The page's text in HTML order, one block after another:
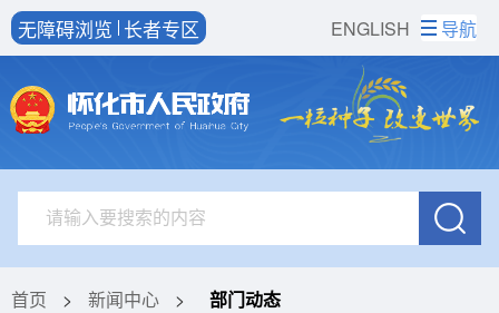
ENGLISH
无障碍浏览 长者专区 导航
首页 > 新闻中心 > 部门动态